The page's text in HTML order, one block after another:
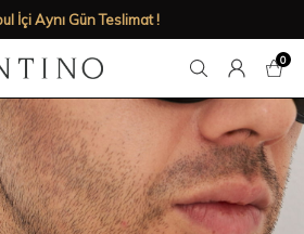
İçi Aynı Gün Teslimat !
0